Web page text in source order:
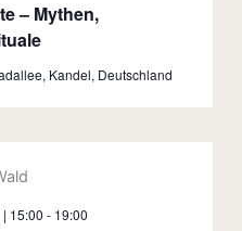
– Mythen,
Kandel, Deutschland
15:00 - 19:00